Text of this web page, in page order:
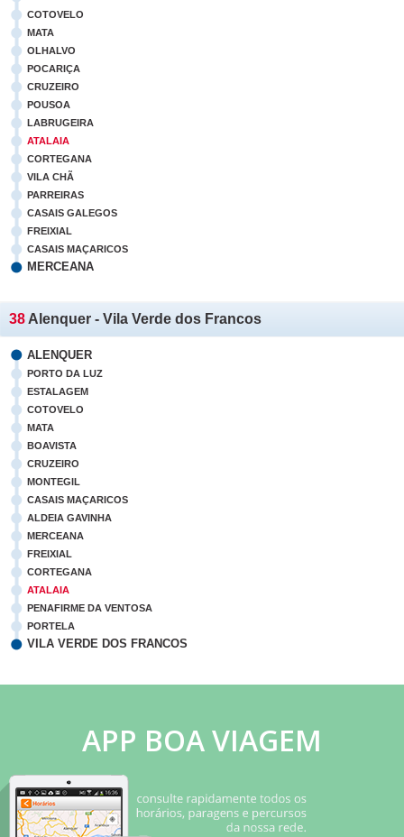
COTOVELO
MATA
OLHALVO
POCARIÇA
CRUZEIRO
POUSOA
LABRUGEIRA
ATALAIA
CORTEGANA
VILA CHÃ
PARREIRAS
CASAIS GALEGOS
FREIXIAL
CASAIS MAÇARICOS
MERCEANA
38 Alenquer - Vila Verde dos Francos
ALENQUER
PORTO DA LUZ
ESTALAGEM
COTOVELO
MATA
BOAVISTA
CRUZEIRO
MONTEGIL
CASAIS MAÇARICOS
ALDEIA GAVINHA
MERCEANA
FREIXIAL
CORTEGANA
ATALAIA
PENAFIRME DA VENTOSA
PORTELA
VILA VERDE DOS FRANCOS
APP BOA VIAGEM